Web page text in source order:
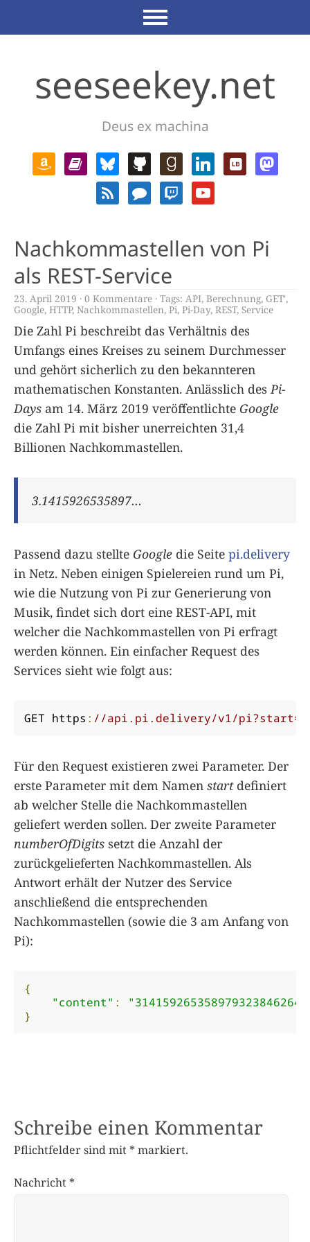
seeseekey.net
Deus ex machina
Nachkommastellen von Pi
als REST-Service
23. April 2019 0 Kommentare Tags: API, Berechnung, GET',
Google, HTTP, Nachkommastellen, Pi, Pi-Day, REST, Service
Die Zahl Pi beschreibt das Verhältnis des
Umfangs eines Kreises zu seinem Durchmesser
und gehört sicherlich zu den bekannteren
mathematischen Konstanten. Anlässlich des Pi-
Days am 14. März 2019 veröffentlichte Google
die Zahl Pi mit bisher unerreichten 31,4
Billionen Nachkommastellen.
3.1415926535897…
Passend dazu stellte Google die Seite pi.delivery
in Netz. Neben einigen Spielereien rund um Pi,
wie die Nutzung von Pi zur Generierung von
Musik, findet sich dort eine REST-API, mit
welcher die Nachkommastellen von Pi erfragt
werden können. Ein einfacher Request des
Services sieht wie folgt aus:
GET https : //api.pi.delivery/v1/
Für den Request existieren zwei Parameter. Der
erste Parameter mit dem Namen startdefiniert
ab welcher Stelle die Nachkommastellen
geliefert werden sollen. Der zweite Parameter
numberOfDigits setzt die Anzahl der
zurückgelieferten Nachkommastellen. Als
Antwort erhält der Nutzer des Service
anschließend die entsprechenden
Nachkommastellen (sowie die 3 am Anfang von
Pi):
{
"content" :
}
Schreibe einen Kommentar
Pflichtfelder sind mit * markiert.
Nachricht *